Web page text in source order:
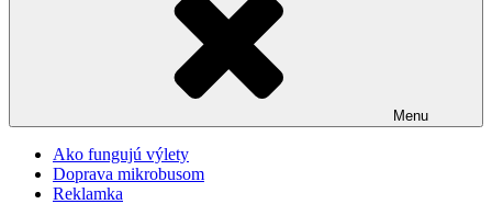
Menu
Ako fungujú výlety
Doprava mikrobusom
Reklamka